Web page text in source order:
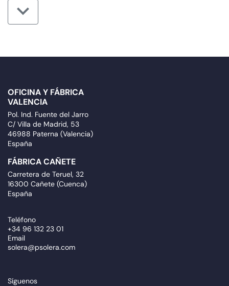
OFICINA Y FÁBRICA
VALENCIA
Pol. Ind. Fuente del Jarro
C/ Villa de Madrid, 53
46988 Paterna (Valencia)
España
FÁBRICA CAÑETE
Carretera de Teruel, 32
16300 Cañete (Cuenca)
España
Teléfono
+34 96 132 23 01
Email
solera@psolera.com
Síguenos